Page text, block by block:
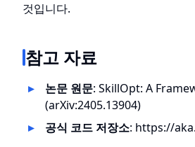
것입니다.
참고 자료
논문 원문: SkillOpt: A
(arXiv:2405.13904)
공식 코드 저장소: https://